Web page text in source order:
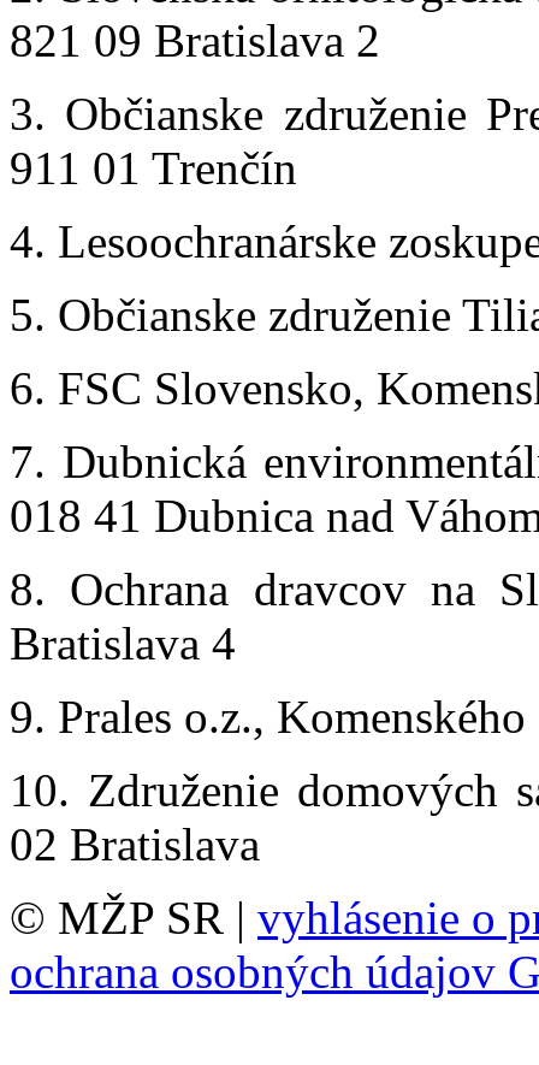
821 09 Bratislava 2
3. Občianske združenie
911 01 Trenčín
4. Lesoochranárske
5. Občianske združenie
6. FSC Slovensko,
7. Dubnická
018 41 Dubnica nad
8. Ochrana dravcov na
Bratislava 4
9. Prales o.z.,
10. Združenie domových
02 Bratislava
© MŽP SR | vyhlásenie o
ochrana osobných údajov